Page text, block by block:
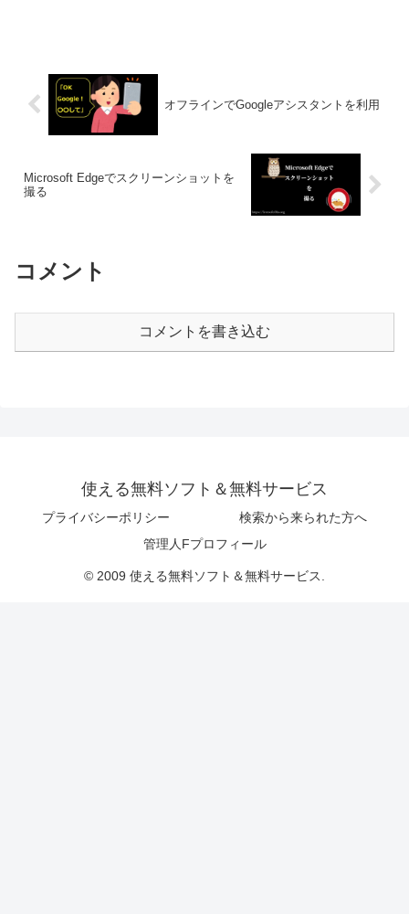
オフラインでGoogleアシスタントを利用
Microsoft Edgeでスクリーンショットを
撮る
コメント
コメントを書き込む
使える無料ソフト＆無料サービス
プライバシーポリシー
検索から来られた方へ
管理人Fプロフィール
© 2009 使える無料ソフト＆無料サービス.